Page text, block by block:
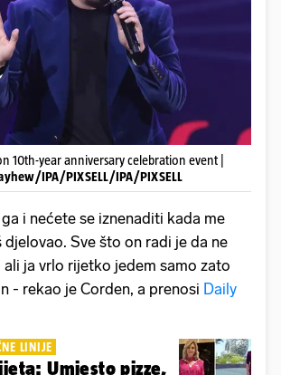
10th-year anniversary celebration event |
IPA/PIXSELL/IPA/PIXSELL
i nećete se iznenaditi kada me
djelovao. Sve što on radi je da ne
ja vrlo rijetko jedem samo zato
- rekao je Corden, a prenosi Daily
LINIJE
Umjesto pizze,